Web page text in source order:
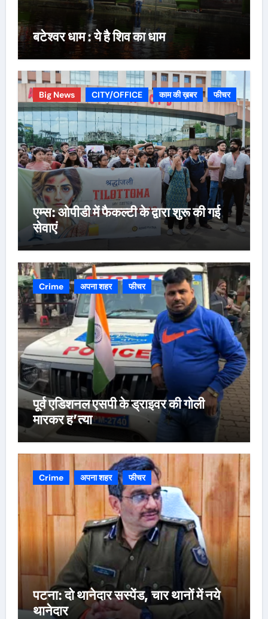
बटेश्वर धाम : ये है शिव का धाम
Big News CITY/OFFICE काम की ख़बर फीचर
एम्स: ओपीडी में फैकल्टी के द्वारा शुरू की गई
सेवाएं
Crime अपना शहर फीचर
पूर्व एडिशनल एसपी के ड्राइवर की गोली
मारकर ह’त्या
Crime अपना शहर फीचर
पटना: दो थानेदार सस्पेंड, चार थानों में नये
थानेदार